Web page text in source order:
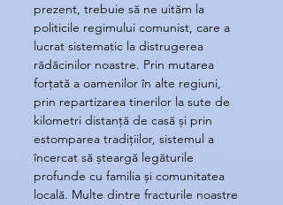
prezent, trebuie să ne uităm la
politicile regimului comunist, care a
lucrat sistematic la distrugerea
rădăcinilor noastre. Prin mutarea
forțată a oamenilor în alte regiuni,
prin repartizarea tinerilor la sute de
kilometri distanță de casă și prin
estomparea tradițiilor, sistemul a
încercat să șteargă legăturile
profunde cu familia și comunitatea
locală. Multe dintre fracturile noastre